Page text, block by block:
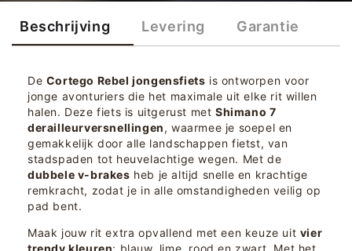
Beschrijving Levering Garantie
De Cortego Rebel jongensfiets is ontworpen voor
jonge avonturiers die het maximale uit elke rit willen
halen. Deze fiets is uitgerust metShimano 7
derailleurversnellingen, waarmee je soepel en
gemakkelijk door alle landschappen fietst, van
stadspaden tot heuvelachtige wegen. Met de
dubbele v-brakes heb je altijd snelle en krachtige
remkracht, zodat je in alle omstandigheden veilig op
pad bent.
Maak jouw rit extra opvallend met een keuze uit vier